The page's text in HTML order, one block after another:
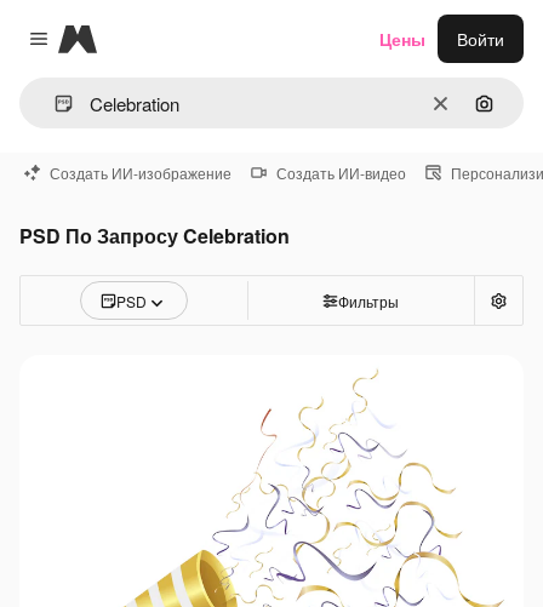
Close menu
Magnific
ОчиститьПоиск
Цены Войти
Создать ИИ-изображение Создать ИИ-видео
PSD По Запросу Celebration
PSD Фильтры